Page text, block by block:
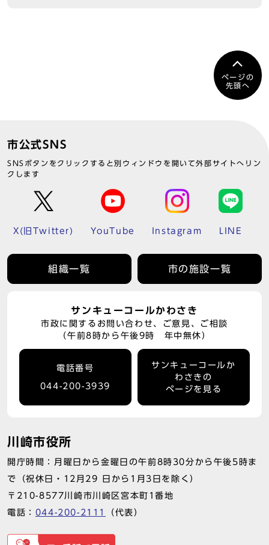
ページの
先頭へ
市公式SNS
SNSボタンをクリックすると別ウィンドウを開いて外部サイトへリン
クします
X(旧Twitter) YouTube Instagram LINE
組織一覧 市の施設一覧
サンキューコールかわさき
市政に関するお問い合わせ、ご意見、ご相談
（午前8時から午後9時 年中無休）
電話番号
044-200-3939
サンキューコールか
わさきの
ページを見る
川崎市役所
開庁時間：月曜日から金曜日の午前8時30分から午後5時ま
で（祝休日・12月29 日から1月3日を除く）
〒210-8577川崎市川崎区宮本町1番地
電話： 044-200-2111 （代表）